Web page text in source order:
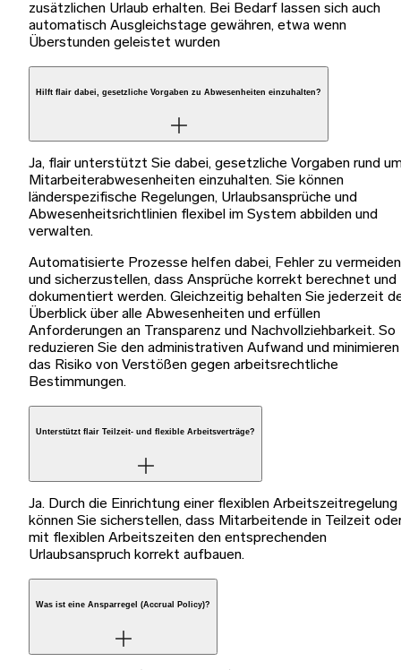
zusätzlichen Urlaub erhalten. Bei Bedarf lassen sich auch
automatisch Ausgleichstage gewähren, etwa wenn
Überstunden geleistet wurden
Hilft flair dabei, gesetzliche Vorgaben zu Abwesenheiten einzuhalten?
Ja, flair unterstützt Sie dabei, gesetzliche Vorgaben rund
Mitarbeiterabwesenheiten einzuhalten. Sie können
länderspezifische Regelungen, Urlaubsansprüche und
Abwesenheitsrichtlinien flexibel im System abbilden und
verwalten.
Automatisierte Prozesse helfen dabei, Fehler zu vermeiden
und sicherzustellen, dass Ansprüche korrekt berechnet und
dokumentiert werden. Gleichzeitig behalten Sie jederzeit
Überblick über alle Abwesenheiten und erfüllen
Anforderungen an Transparenz und Nachvollziehbarkeit. So
reduzieren Sie den administrativen Aufwand und minimieren
das Risiko von Verstößen gegen arbeitsrechtliche
Bestimmungen.
Unterstützt flair Teilzeit- und flexible Arbeitsverträge?
Ja. Durch die Einrichtung einer flexiblen Arbeitszeitregelung
können Sie sicherstellen, dass Mitarbeitende in Teilzeit
mit flexiblen Arbeitszeiten den entsprechenden
Urlaubsanspruch korrekt aufbauen.
Was ist eine Ansparregel (Accrual Policy)?